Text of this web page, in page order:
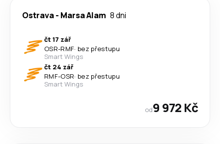
Ostrava- Marsa Alam 8 dni
čt 17 zář
OSR-RMF· bez přestupu
Smart Wings
čt 24 zář
RMF-OSR· bez přestupu
Smart Wings
od9 972 Kč